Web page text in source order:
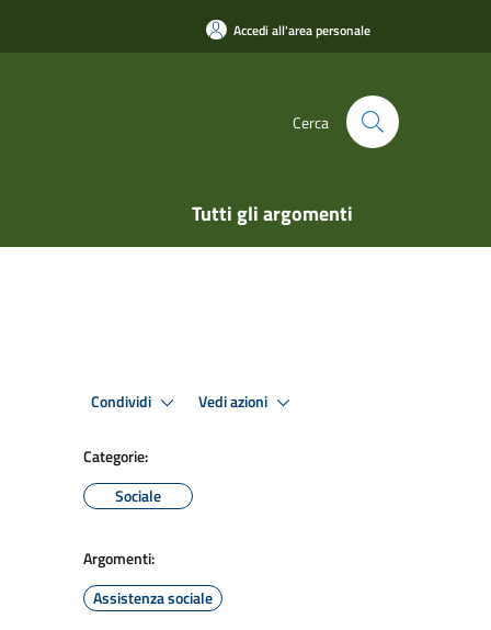
Accedi all'area personale
Cerca
Tutti gli argomenti
Condividi Vedi azioni
Categorie:
Sociale
Argomenti:
Assistenza sociale